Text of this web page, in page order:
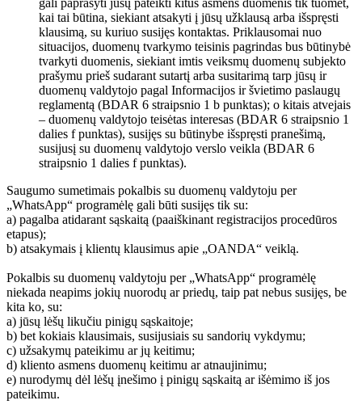
gali paprašyti jūsų pateikti kitus asmens duomenis tik tuomet,
kai tai būtina, siekiant atsakyti į jūsų užklausą arba išspręsti
klausimą, su kuriuo susijęs kontaktas. Priklausomai nuo
situacijos, duomenų tvarkymo teisinis pagrindas bus būtinybė
tvarkyti duomenis, siekiant imtis veiksmų duomenų subjekto
prašymu prieš sudarant sutartį arba susitarimą tarp jūsų ir
duomenų valdytojo pagal Informacijos ir švietimo paslaugų
reglamentą (BDAR 6 straipsnio 1 b punktas); o kitais atvejais
– duomenų valdytojo teisėtas interesas (BDAR 6 straipsnio 1
dalies f punktas), susijęs su būtinybe išspręsti pranešimą,
susijusį su duomenų valdytojo verslo veikla (BDAR 6
straipsnio 1 dalies f punktas).
Saugumo sumetimais pokalbis su duomenų valdytoju per
„WhatsApp“ programėlę gali būti susijęs tik su:
a) pagalba atidarant sąskaitą (paaiškinant registracijos procedūros
etapus);
b) atsakymais į klientų klausimus apie „OANDA“ veiklą.
Pokalbis su duomenų valdytoju per „WhatsApp“ programėlę
niekada neapims jokių nuorodų ar priedų, taip pat nebus susijęs, be
kita ko, su:
a) jūsų lėšų likučiu pinigų sąskaitoje;
b) bet kokiais klausimais, susijusiais su sandorių vykdymu;
c) užsakymų pateikimu ar jų keitimu;
d) kliento asmens duomenų keitimu ar atnaujinimu;
e) nurodymų dėl lėšų įnešimo į pinigų sąskaitą ar išėmimo iš jos
pateikimu.